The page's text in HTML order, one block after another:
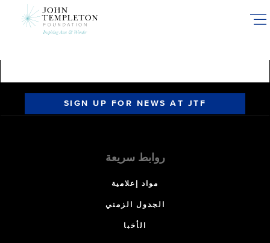
SIGN UP FOR NEWS AT JTF
روابط سريعة
مواد إعلامية
الجدول الزمني
الأخبا